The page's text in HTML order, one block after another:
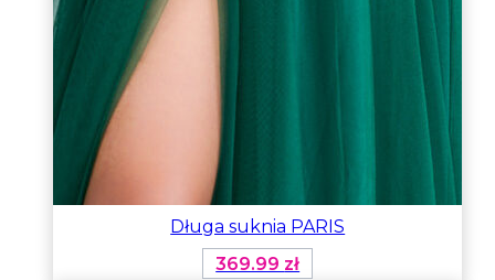
Długa suknia PARIS
369.99 zł